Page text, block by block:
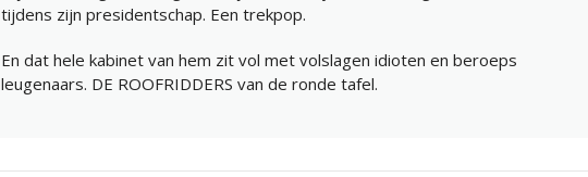
tijdens zijn presidentschap. Een trekpop.
En dat hele kabinet van hem zit vol met volslagen idioten en beroeps
leugenaars. DE ROOFRIDDERS van de ronde tafel.